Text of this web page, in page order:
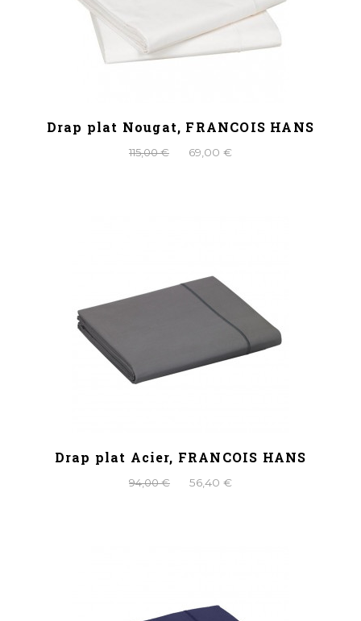
Drap plat Nougat, FRANCOIS HANS
115,00 € 69,00 €
Drap plat Acier, FRANCOIS HANS
94,00 € 56,40 €